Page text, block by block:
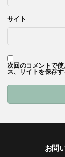
サイト
次回のコメントで
ス、サイトを保存す
お問